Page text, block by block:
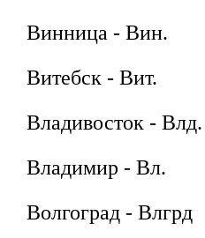
Винница - Вин.
Витебск - Вит.
Владивосток - Влд.
Владимир - Вл.
Волгоград - Влгрд